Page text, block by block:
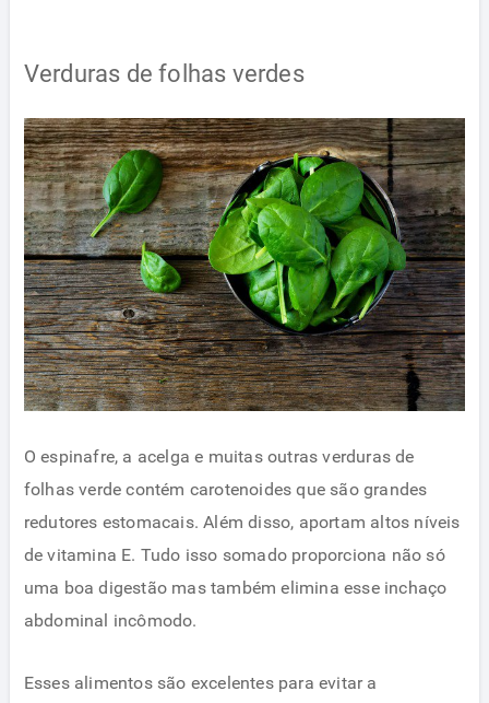
Verduras de folhas verdes
O espinafre, a acelga e muitas outras verduras de
folhas verde contém carotenoides que são grandes
redutores estomacais. Além disso, aportam altos níveis
de vitamina E. Tudo isso somado proporciona não só
uma boa digestão mas também elimina esse inchaço
abdominal incômodo.
Esses alimentos são excelentes para evitar a